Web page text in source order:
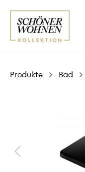
Produkte Bad